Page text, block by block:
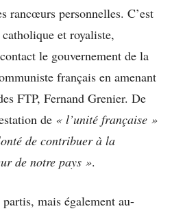
rancœurs personnelles. C’est
et royaliste,
le gouvernement de la
français en amenant
FTP, Fernand Grenier. De
de « l’unité française »
de contribuer à la
de notre pays ».
mais également au-